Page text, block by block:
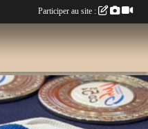
Participer au site :